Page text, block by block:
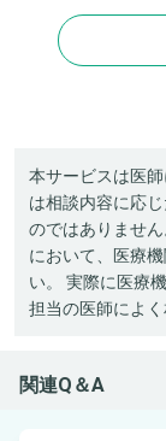
本サービスは医
は相談内容に応
のではありませ
において、医療
い。 実際に医療
担当の医師によ
関連Q＆A